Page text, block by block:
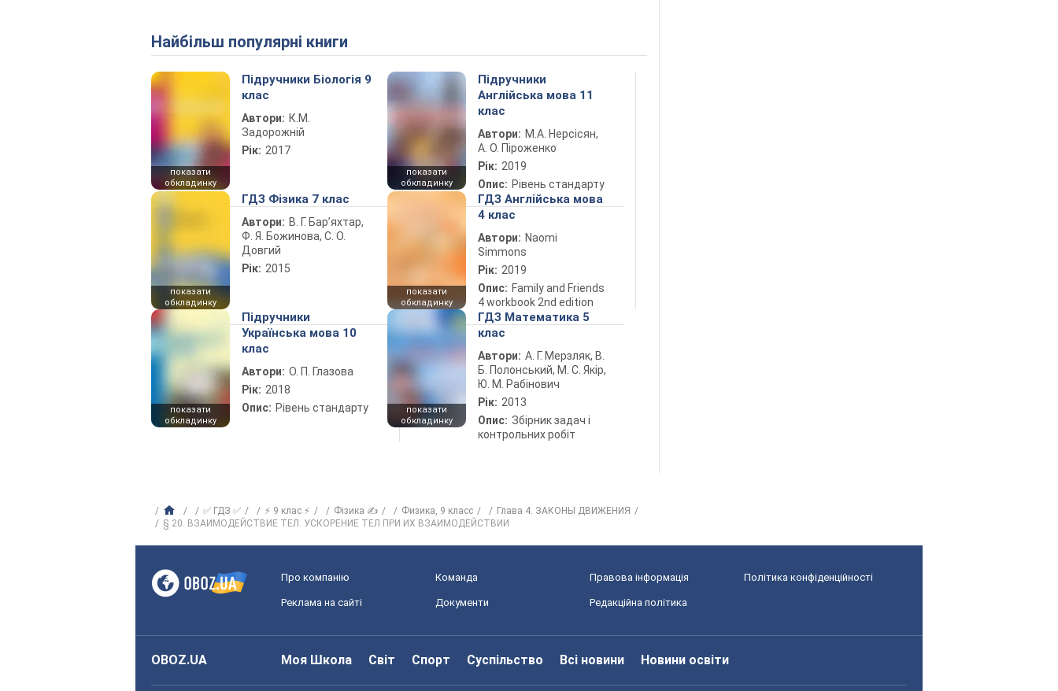
Найбільш популярні книги
показати
обкладинку
Підручники Біологія 9
клас
Автори: К.М.
Задорожній
Рік: 2017
показати
обкладинку
Підручники
Англійська мова 11
клас
Автори: М.А. Нерсісян,
А. О. Піроженко
Рік: 2019
Опис: Рівень стандарту
показати
обкладинку
ГДЗ Фізика 7 клас
Автори: В. Г. Бар’яхтар,
Ф. Я. Божинова, С. О.
Довгий
Рік: 2015
показати
обкладинку
ГДЗ Англійська мова
4 клас
Автори: Naomi
Simmons
Рік: 2019
Опис: Family and Friends
4 workbook 2nd edition
показати
обкладинку
Підручники
Українська мова 10
клас
Автори: О. П. Глазова
Рік: 2018
Опис: Рівень стандарту
показати
обкладинку
ГДЗ Математика 5
клас
Автори: А. Г. Мерзляк, В.
Б. Полонський, М. С. Якір,
Ю. М. Рабінович
Рік: 2013
Опис: Збірник задач і
контрольних робіт
✅ ГДЗ ✅ ⚡ 9 клас ⚡ Фізика ✍ Физика, 9 класс
Глава 4. ЗАКОНЫ ДВИЖЕНИЯ
§ 20. ВЗАИМОДЕЙСТВИЕ ТЕЛ. УСКОРЕНИЕ ТЕЛ ПРИ ИХ ВЗАИМОДЕЙСТВИИ
Про компанію Команда Правова інформація Політика конфіденційності
Реклама на сайті Документи Редакційна політика
OBOZ.UA Моя Школа Світ Спорт Суспільство Всі новини Новини освіти